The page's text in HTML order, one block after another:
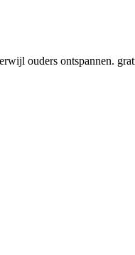
ouders ontspannen.